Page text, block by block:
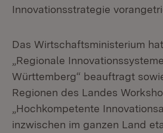
Innovationsstrategie
Das Wirtschaftsministerium
„Regionale
Württemberg“ beauftragt
Regionen des Landes
„Hochkompetente
inzwischen im ganzen Land